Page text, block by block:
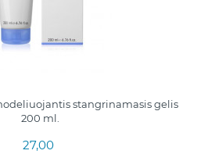
stangrinamasis gelis
200 ml.
27,00